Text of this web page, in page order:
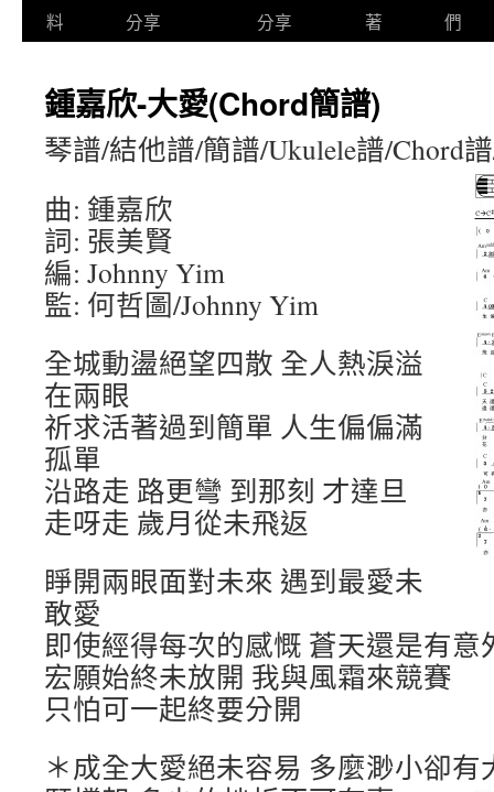
料
分享
分享
著
們
鍾嘉欣-大愛(Chord簡譜)
琴譜/結他譜/簡譜/Ukulele譜/Chord
曲: 鍾嘉欣
詞: 張美賢
編: Johnny Yim
監: 何哲圖/Johnny Yim
全城動盪絕望四散 全人熱淚溢
在兩眼
祈求活著過到簡單 人生偏偏滿
孤單
沿路走 路更彎 到那刻 才達旦
走呀走 歲月從未飛返
睜開兩眼面對未來 遇到最愛未
敢愛
即使經得每次的感慨 蒼天還是有意
宏願始終未放開 我與風霜來競賽
只怕可一起終要分開
＊成全大愛絕未容易 多麼渺小卻有